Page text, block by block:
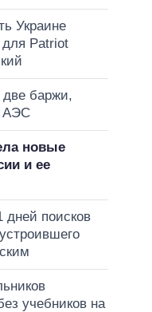
Украине
для Patriot
баржи,
АЭС
новые
и ее
дней поисков
учебников на